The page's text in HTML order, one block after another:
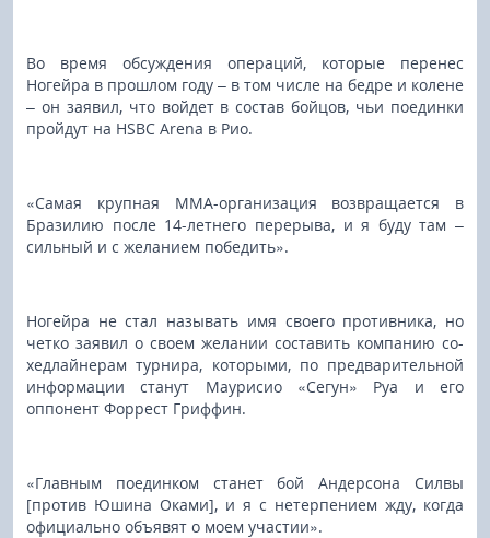
Во время обсуждения операций, которые перенес
Ногейра в прошлом году – в том числе на бедре и колене
– он заявил, что войдет в состав бойцов, чьи поединки
пройдут на HSBC Arena в Рио.
«Самая крупная ММА-организация возвращается в
Бразилию после 14-летнего перерыва, и я буду там –
сильный и с желанием победить».
Ногейра не стал называть имя своего противника, но
четко заявил о своем желании составить компанию со-
хедлайнерам турнира, которыми, по предварительной
информации станут Маурисио «Сегун» Руа и его
оппонент Форрест Гриффин.
«Главным поединком станет бой Андерсона Силвы
[против Юшина Оками], и я с нетерпением жду, когда
официально объявят о моем участии».